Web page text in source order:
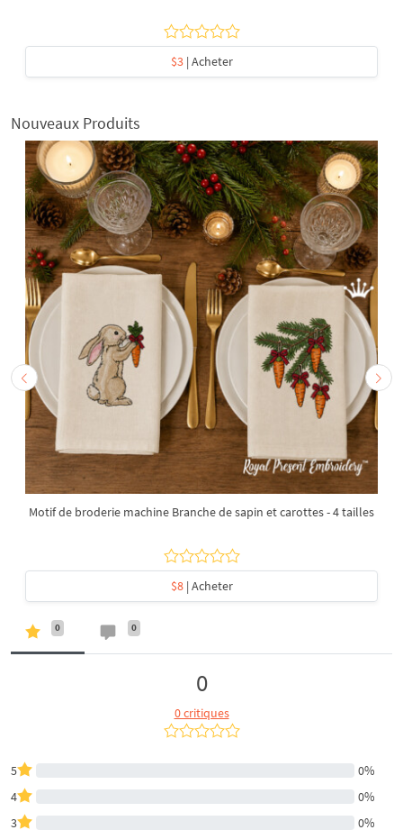
$3| Acheter
Nouveaux Produits
Motif de broderie machine Branche de sapin et carottes - 4 tailles
$8| Acheter
0 0
0
0 critiques
5
0%
4
0%
3
0%